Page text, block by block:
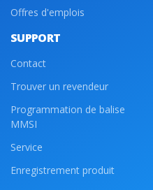
Offres d'emplois
SUPPORT
Contact
Trouver un revendeur
Programmation de balise
MMSI
Service
Enregistrement produit